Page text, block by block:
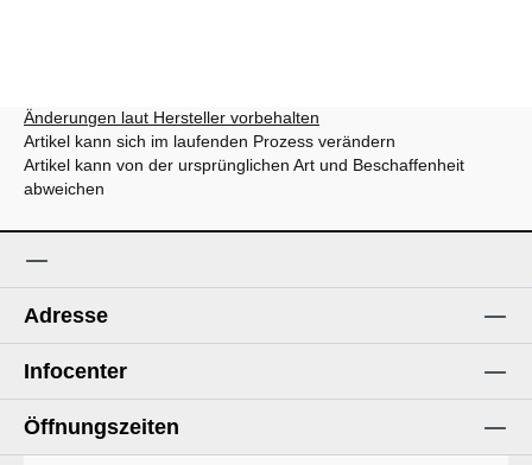
Änderungen laut Hersteller vorbehalten
Artikel kann sich im laufenden Prozess verändern
Artikel kann von der ursprünglichen Art und Beschaffenheit
abweichen
Adresse
Infocenter
Öffnungszeiten